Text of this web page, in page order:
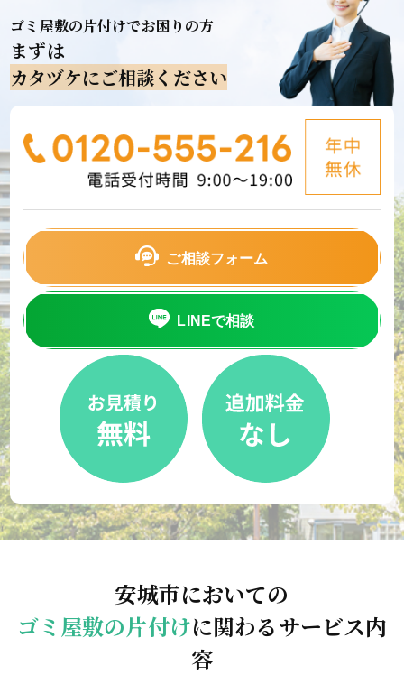
ゴミ屋敷の片付けでお困りの方
まずは
カタヅケにご相談ください
ご相談フォーム
LINEで相談
安城市においての
ゴミ屋敷の片付けに関わるサービス内
容